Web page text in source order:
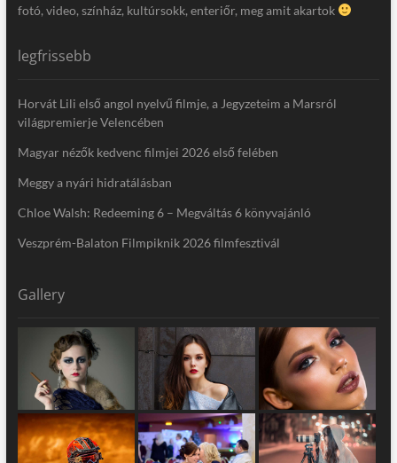
fotó, video, színház, kultúrsokk, enteriőr, meg amit akartok
legfrissebb
Horvát Lili első angol nyelvű filmje, a Jegyzeteim a Marsról
világpremierje Velencében
Magyar nézők kedvenc filmjei 2026 első felében
Meggy a nyári hidratálásban
Chloe Walsh: Redeeming 6 – Megváltás 6 könyvajánló
Veszprém-Balaton Filmpiknik 2026 filmfesztivál
Gallery